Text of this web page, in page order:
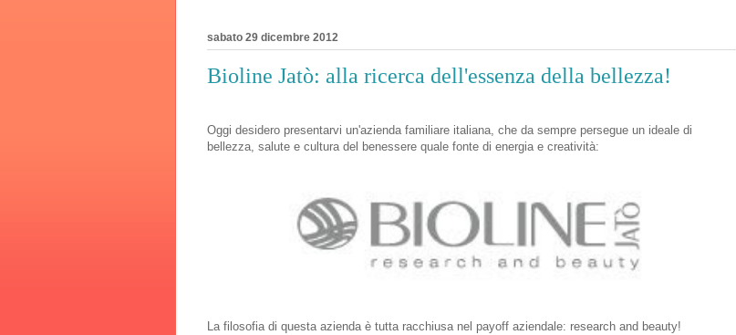
sabato 29 dicembre 2012
Bioline Jatò: alla ricerca dell'essenza della bellezza!
Oggi desidero presentarvi un'azienda familiare italiana, che da sempre persegue un ideale di
bellezza, salute e cultura del benessere quale fonte di energia e creatività:
La filosofia di questa azienda è tutta racchiusa nel payoff aziendale: research and beauty!